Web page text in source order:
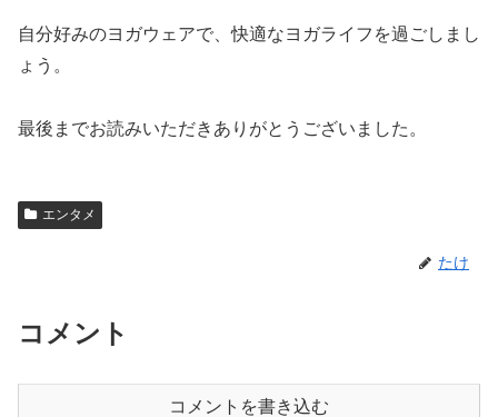
自分好みのヨガウェアで、快適なヨガライフを過ごしまし
ょう。
最後までお読みいただきありがとうございました。
エンタメ
たけ
コメント
コメントを書き込む